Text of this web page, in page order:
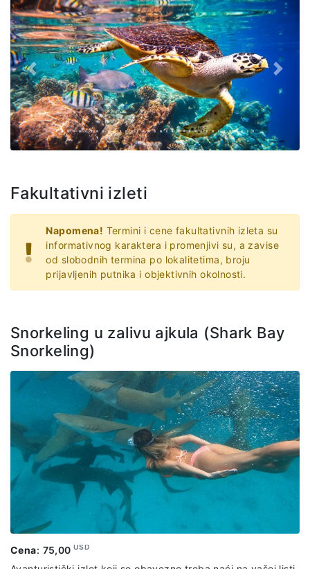
Prethodno
Fakultativni izleti
Napomena! Termini i cene fakultativnih izleta su
informativnog karaktera i promenjivi su, a zavise
od slobodnih termina po lokalitetima, broju
prijavljenih putnika i objektivnih okolnosti.
Snorkeling u zalivu ajkula (Shark Bay
Snorkeling)
Cena: 75,00USD